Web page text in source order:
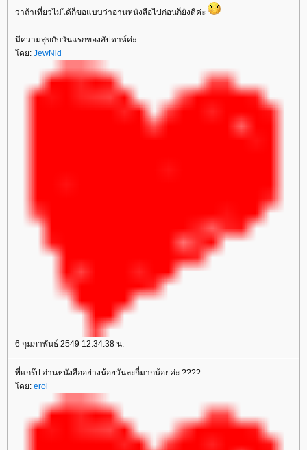
ว่าถ้าเที่ยวไม่ได้ก็ขอแบบว่าอ่านหนังสือไปก่อนก็ยังดีค่ะ
มีความสุขกับวันแรกของสัปดาห์ค่ะ
ดย: JewNid
6 กุมภาพันธ์ 2549 12:34:38 น.
พี่แกร๊ป อ่านหนังสืออย่างน้อยวันละกี่มากน้อยค่ะ ????
ดย: erol